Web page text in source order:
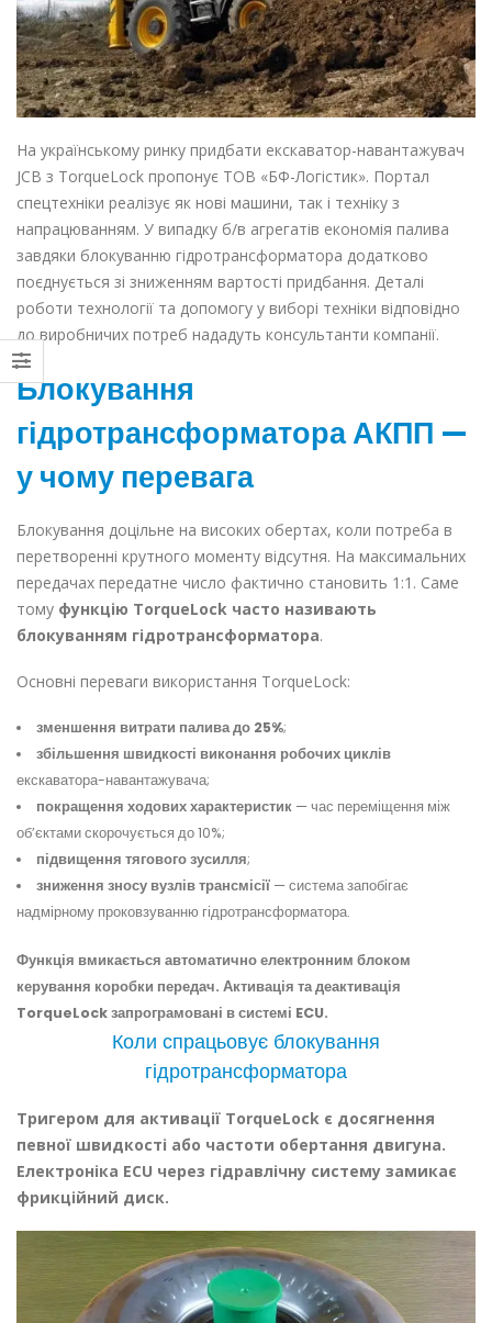
На українському ринку придбати екскаватор-навантажувач
JCB з TorqueLock пропонує ТОВ «БФ-Логістик». Портал
спецтехніки реалізує як нові машини, так і техніку з
напрацюванням. У випадку б/в агрегатів економія палива
завдяки блокуванню гідротрансформатора додатково
поєднується зі зниженням вартості придбання. Деталі
роботи технології та допомогу у виборі техніки відповідно
до виробничих потреб нададуть консультанти компанії.
Блокування
гідротрансформатора АКПП —
у чому перевага
Блокування доцільне на високих обертах, коли потреба в
перетворенні крутного моменту відсутня. На максимальних
передачах передатне число фактично становить 1:1. Саме
тому функцію TorqueLock часто називають
блокуванням гідротрансформатора.
Основні переваги використання TorqueLock:
зменшення витрати палива до 25%;
збільшення швидкості виконання робочих циклів
екскаватора-навантажувача;
покращення ходових характеристик— час переміщення між
об’єктами скорочується до 10%;
підвищення тягового зусилля;
зниження зносу вузлів трансмісії— система запобігає
надмірному проковзуванню гідротрансформатора.
Функція вмикається автоматично електронним блоком
керування коробки передач. Активація та деактивація
TorqueLock запрограмовані в системі ECU.
Коли спрацьовує блокування
гідротрансформатора
Тригером для активації TorqueLock є досягнення
певної швидкості або частоти обертання двигуна.
Електроніка ECU через гідравлічну систему замикає
фрикційний диск.